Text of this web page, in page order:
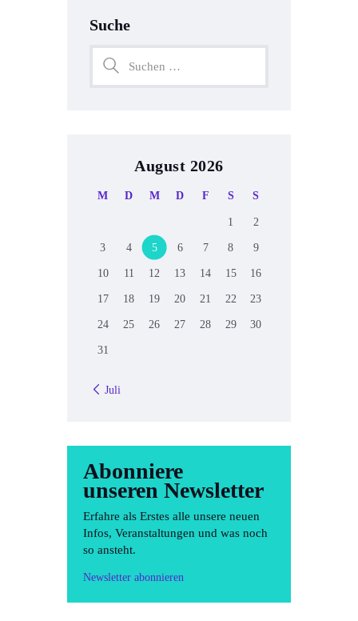
Suche
August 2026
M D M D F S S
1 2
3 4 5 6 7 8 9
10 11 12 13 14 15 16
17 18 19 20 21 22 23
24 25 26 27 28 29 30
31
« Juli
Abonniere
unseren Newsletter
Erfahre als Erstes alle unsere neuen
Infos, Veranstaltungen und was noch
so ansteht.
Newsletter abonnieren